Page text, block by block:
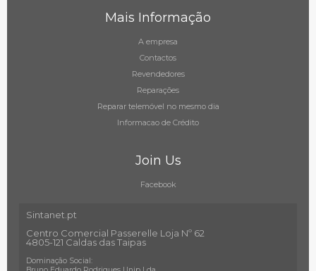
Mais Informação
A empresa
Contactos
Revendedores
Reparações
Reparar telemóvel no mesmo dia
Informacao de Crédito
Join Us
Facebook
Sintanet.pt
Centro Comercial Passerelle Loja Nº 62
4805-121 Caldas das Taipas
Dominação Social: